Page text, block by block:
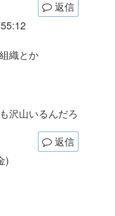
返信
織とか
沢山いるんだろ
返信
)